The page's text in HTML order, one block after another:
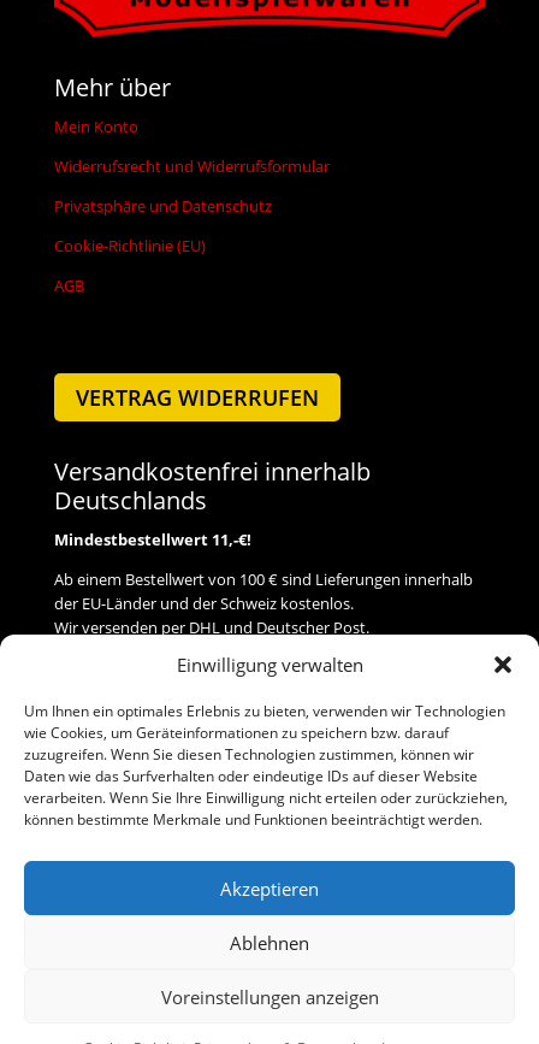
Einwilligung verwalten
Um Ihnen ein optimales Erlebnis zu bieten, verwenden wir Technologien
wie Cookies, um Geräteinformationen zu speichern bzw. darauf
zuzugreifen. Wenn Sie diesen Technologien zustimmen, können wir
Daten wie das Surfverhalten oder eindeutige IDs auf dieser Website
verarbeiten. Wenn Sie Ihre Einwilligung nicht erteilen oder zurückziehen,
können bestimmte Merkmale und Funktionen beeinträchtigt werden.
Akzeptieren
Ablehnen
Voreinstellungen anzeigen
Mehr über
Mein Konto
Widerrufsrecht und Widerrufsformular
Privatsphäre und Datenschutz
Cookie-Richtlinie (EU)
AGB
VERTRAG WIDERRUFEN
Versandkostenfrei innerhalb
Deutschlands
Mindestbestellwert 11,-€!
Ab einem Bestellwert von 100 € sind Lieferungen innerhalb
der EU-Länder und der Schweiz kostenlos.
Wir versenden per DHL und Deutscher Post.
Versand
Zahlung
Baumann Modellspielwaren
Telefon (0 91 61) 33 84